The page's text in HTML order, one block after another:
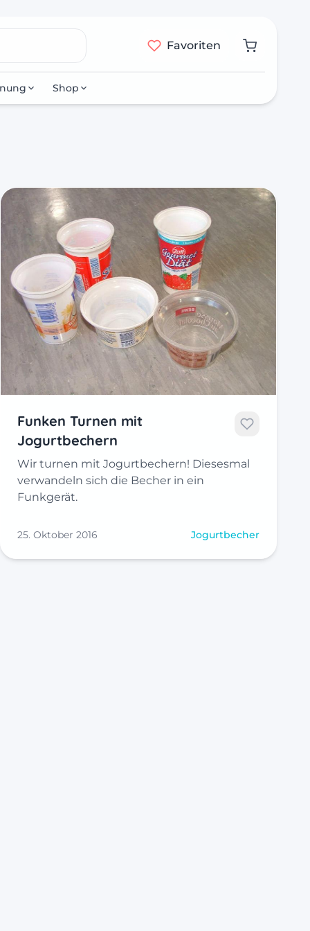
Favoriten
Shop
Funken Turnen mit
Jogurtbechern
Wir turnen mit Jogurtbechern! Diesesmal
verwandeln sich die Becher in ein
Funkgerät.
25. Oktober 2016 Jogurtbecher